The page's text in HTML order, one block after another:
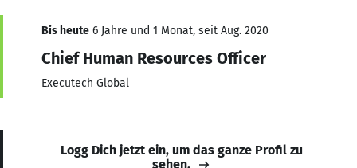
Bis heute 6 Jahre und 1 Monat, seit Aug. 2020
Chief Human Resources Officer
Executech Global
Logg Dich jetzt ein, um das ganze Profil zu
sehen.